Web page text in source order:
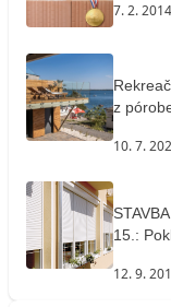
7. 2. 2014
z
10. 7.
15.:
12. 9.